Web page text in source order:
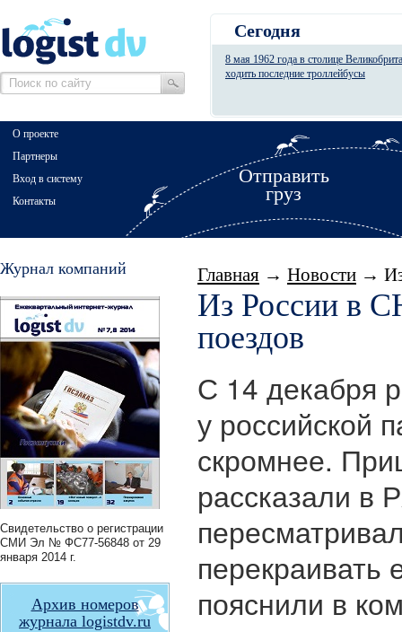
Сегодня
8 мая 1962 года в столице
ходить последние троллейбусы
Отправить
груз
О проекте
Партнеры
Вход в систему
Контакты
Журнал компаний
Свидетельство о регистрации
СМИ Эл № ФС77-56848 от 29
января 2014 г.
Архив номеров
журнала logistdv.ru
Главная → Новости → Из
Из России в
поездов
С 14 декабря
у российской
скромнее.
рассказали в
перекраивать
пояснили в